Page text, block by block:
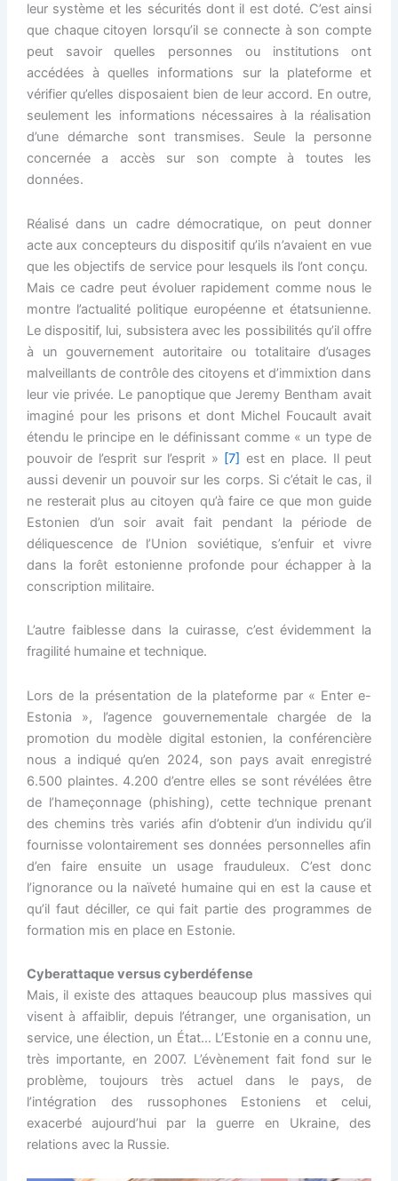
leur système et les sécurités dont il est doté. C’est ainsi
que chaque citoyen lorsqu’il se connecte à son compte
peut savoir quelles personnes ou institutions ont
accédées à quelles informations sur la plateforme et
vérifier qu’elles disposaient bien de leur accord. En outre,
seulement les informations nécessaires à la réalisation
d’une démarche sont transmises. Seule la personne
concernée a accès sur son compte à toutes les
données.
Réalisé dans un cadre démocratique, on peut donner
acte aux concepteurs du dispositif qu’ils n’avaient en vue
que les objectifs de service pour lesquels ils l’ont conçu.
Mais ce cadre peut évoluer rapidement comme nous le
montre l’actualité politique européenne et étatsunienne.
Le dispositif, lui, subsistera avec les possibilités qu’il offre
à un gouvernement autoritaire ou totalitaire d’usages
malveillants de contrôle des citoyens et d’immixtion dans
leur vie privée. Le panoptique que Jeremy Bentham avait
imaginé pour les prisons et dont Michel Foucault avait
étendu le principe en le définissant comme « un type de
pouvoir de l’esprit sur l’esprit » [7] est en place. Il peut
aussi devenir un pouvoir sur les corps. Si c’était le cas, il
ne resterait plus au citoyen qu’à faire ce que mon guide
Estonien d’un soir avait fait pendant la période de
déliquescence de l’Union soviétique, s’enfuir et vivre
dans la forêt estonienne profonde pour échapper à la
conscription militaire.
L’autre faiblesse dans la cuirasse, c’est évidemment la
fragilité humaine et technique.
Lors de la présentation de la plateforme par « Enter e-
Estonia », l’agence gouvernementale chargée de la
promotion du modèle digital estonien, la conférencière
nous a indiqué qu’en 2024, son pays avait enregistré
6.500 plaintes. 4.200 d’entre elles se sont révélées être
de l’hameçonnage (phishing), cette technique prenant
des chemins très variés afin d’obtenir d’un individu qu’il
fournisse volontairement ses données personnelles afin
d’en faire ensuite un usage frauduleux. C’est donc
l’ignorance ou la naïveté humaine qui en est la cause et
qu’il faut déciller, ce qui fait partie des programmes de
formation mis en place en Estonie.
Cyberattaque versus cyberdéfense
Mais, il existe des attaques beaucoup plus massives qui
visent à affaiblir, depuis l’étranger, une organisation, un
service, une élection, un État… L’Estonie en a connu une,
très importante, en 2007. L’évènement fait fond sur le
problème, toujours très actuel dans le pays, de
l’intégration des russophones Estoniens et celui,
exacerbé aujourd’hui par la guerre en Ukraine, des
relations avec la Russie.